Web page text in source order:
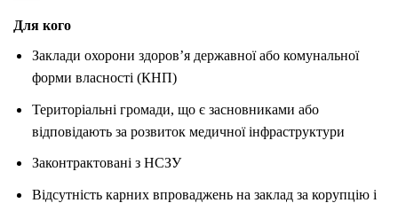
Для кого
Заклади охорони здоров’я державної або комунальної
форми власності (КНП)
Територіальні громади, що є засновниками або
відповідають за розвиток медичної інфраструктури
Законтрактовані з НСЗУ
Відсутність карних впроваджень на заклад за корупцію і